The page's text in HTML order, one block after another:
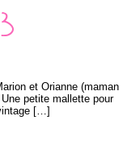
et Orianne (maman
petite mallette pour
[…]